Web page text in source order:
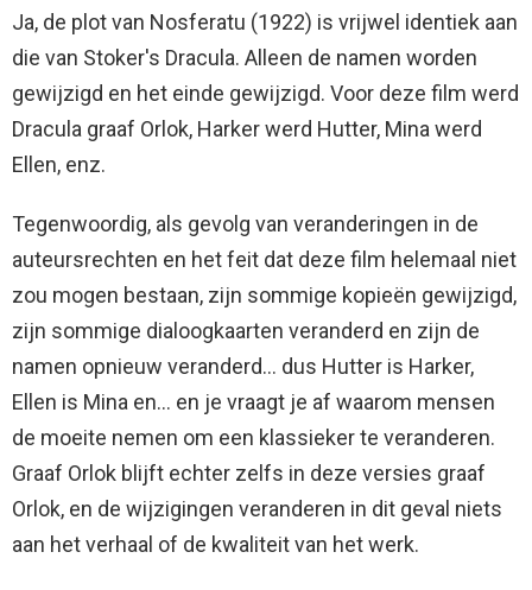
Ja, de plot van Nosferatu (1922) is vrijwel identiek aan
die van Stoker's Dracula. Alleen de namen worden
gewijzigd en het einde gewijzigd. Voor deze film werd
Dracula graaf Orlok, Harker werd Hutter, Mina werd
Ellen, enz.
Tegenwoordig, als gevolg van veranderingen in de
auteursrechten en het feit dat deze film helemaal niet
zou mogen bestaan, zijn sommige kopieën gewijzigd,
zijn sommige dialoogkaarten veranderd en zijn de
namen opnieuw veranderd… dus Hutter is Harker,
Ellen is Mina en… en je vraagt ​​je af waarom mensen
de moeite nemen om een ​​klassieker te veranderen.
Graaf Orlok blijft echter zelfs in deze versies graaf
Orlok, en de wijzigingen veranderen in dit geval niets
aan het verhaal of de kwaliteit van het werk.